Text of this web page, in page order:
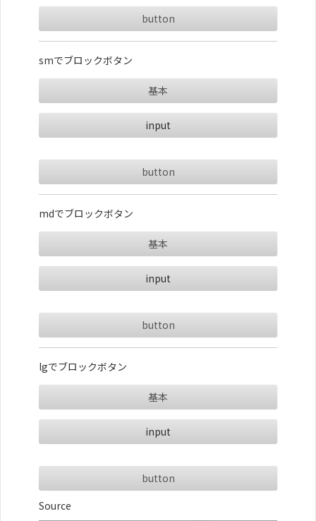
button
smでブロックボタン
基本
button
mdでブロックボタン
基本
button
lgでブロックボタン
基本
button
Source